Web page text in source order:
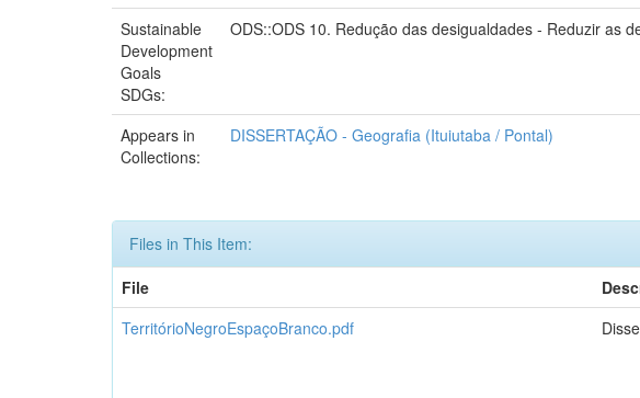
Sustainable
Development
Goals
SDGs:
ODS::ODS 10. Redução das desigualdades - Reduzir as
Appears in
Collections:
DISSERTAÇÃO - Geografia (Ituiutaba / Pontal)
Files in This Item:
File
TerritórioNegroEspaçoBranco.pdf